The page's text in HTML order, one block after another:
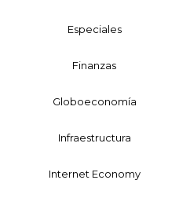
Especiales
Finanzas
Globoeconomía
Infraestructura
Internet Economy